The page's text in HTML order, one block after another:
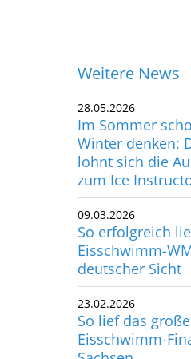
Im Sommer
Winter denken:
lohnt sich die
zum Ice
So erfolgreich
Eisschwimm-
deutscher Sicht
So lief das große
Eisschwimm-
Sachsen
Deutscher Schwimm-
Korbacher Straße 93
D-34132 Kassel
Fax: +49 561 94083-15
info@dsv.de